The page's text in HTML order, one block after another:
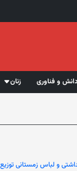
و فناوری زنان
و لباس زمستانی